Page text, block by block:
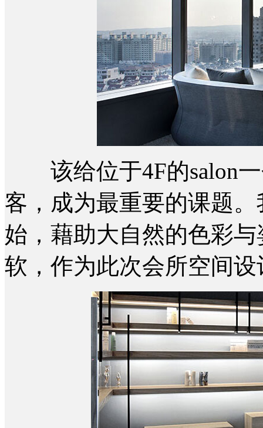
该给位于4F的salon一
客，成为最重要的课题
始，藉助大自然的色彩
软，作为此次会所空间